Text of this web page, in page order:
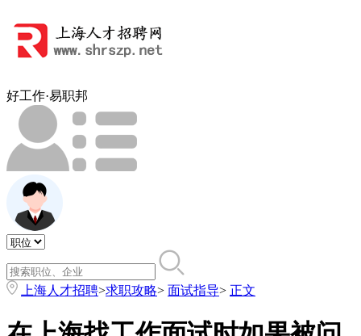
好工作·易职邦
上海人才招聘>求职攻略> 面试指导> 正文